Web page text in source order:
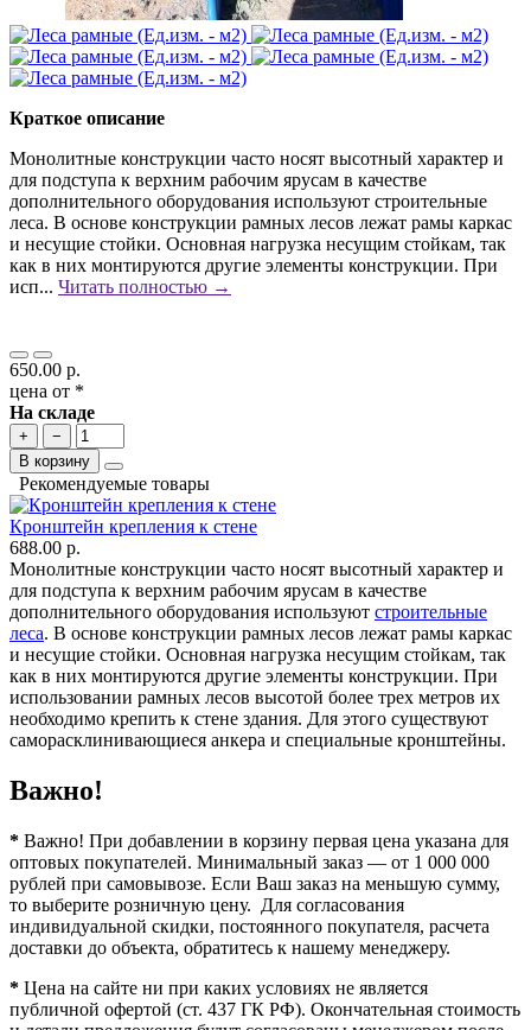
Краткое описание
Монолитные конструкции часто носят высотный характер и
для подступа к верхним рабочим ярусам в качестве
дополнительного оборудования используют строительные
леса. В основе конструкции рамных лесов лежат рамы каркас
и несущие стойки. Основная нагрузка несущим стойкам, так
как в них монтируются другие элементы конструкции. При
исп... Читать полностью →
650.00 р.
цена от *
На складе
+
−
В корзину
Рекомендуемые товары
Кронштейн крепления к стене
688.00 р.
Монолитные конструкции часто носят высотный характер и
для подступа к верхним рабочим ярусам в качестве
дополнительного оборудования используют строительные
леса. В основе конструкции рамных лесов лежат рамы каркас
и несущие стойки. Основная нагрузка несущим стойкам, так
как в них монтируются другие элементы конструкции. При
использовании рамных лесов высотой более трех метров их
необходимо крепить к стене здания. Для этого существуют
саморасклинивающиеся анкера и специальные кронштейны.
Важно!
* Важно! При добавлении в корзину первая цена указана для
оптовых покупателей. Минимальный заказ — от 1 000 000
рублей при самовывозе. Если Ваш заказ на меньшую сумму,
то выберите розничную цену. Для согласования
индивидуальной скидки, постоянного покупателя, расчета
доставки до объекта, обратитесь к нашему менеджеру.
* Цена на сайте ни при каких условиях не является
публичной офертой (ст. 437 ГК РФ). Окончательная стоимость